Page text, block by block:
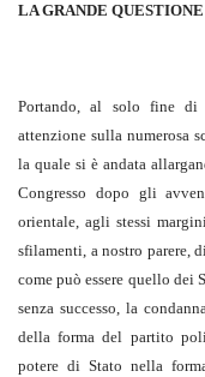
LA GRANDE
Portando, al solo fine di
attenzione sulla numerosa
la quale si è andata
Congresso dopo gli
orientale, agli stessi
sfilamenti, a nostro parere,
come può essere quello dei
senza successo, la
della forma del partito
potere di Stato nella